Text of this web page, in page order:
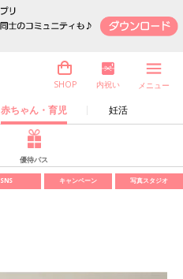
赤ちゃん・育児 妊活
SHOP 内祝い メニュー
優待パス
SNS キャンペーン 写真スタジオ